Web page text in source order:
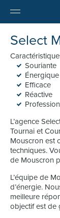
Select
Souriante
Énergique
Efficace
Réactive
L’agence
Tournai et
Mouscron est
techniques.
de Mouscron
L’équipe de
d’énergie.
meilleure
objectif est de